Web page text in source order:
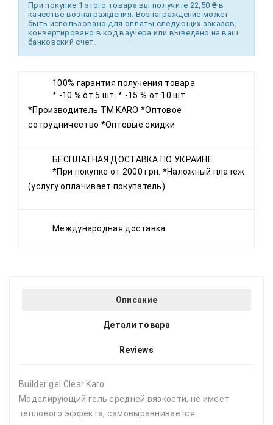
При покупке 1 этого товара вы получите 22,50 ₴ в
качестве вознаграждения. Вознаграждение может
быть использовано для оплаты следующих заказов,
конвертировано в код ваучера или выведено на ваш
банковский счет.
100% гарантия получения товара
* -10 % от 5 шт. * -15 % от 10 шт.
*Производитель ТМ KARO *Оптовое
сотрудничество *Оптовые скидки
БЕСПЛАТНАЯ ДОСТАВКА ПО УКРАИНЕ
*При покупке от 2000 грн. *Наложный платеж
(услугу оплачивает покупатель)
Международная доставка
Описание
Детали товара
Reviews
Builder gel Clear Karo
Моделирующий гель средней вязкости, не имеет
теплового эффекта, самовыравнивается.